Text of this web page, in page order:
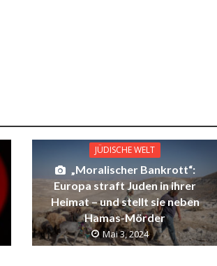
JÜDISCHE WELT
„Moralischer Bankrott“:
Europa straft Juden in ihrer
Heimat – und stellt sie neben
Hamas-Mörder
Mai 3, 2024